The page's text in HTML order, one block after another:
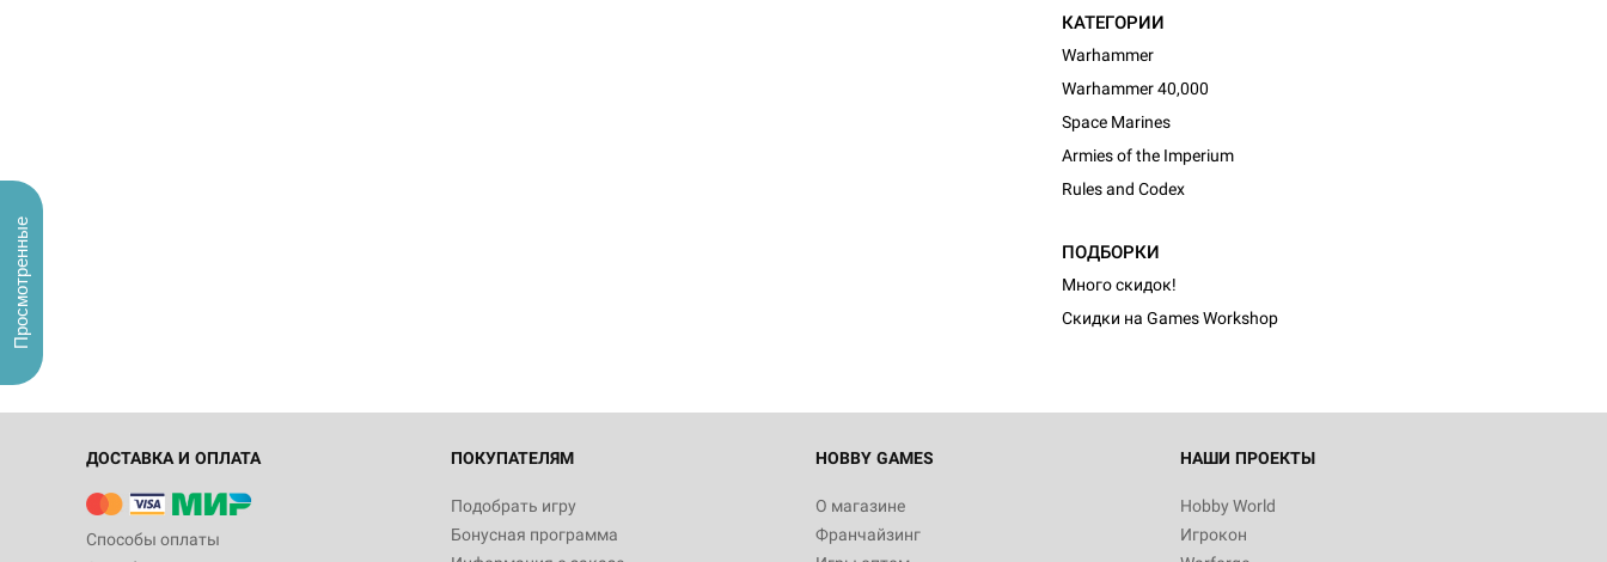
КАТЕГОРИИ
Warhammer
Warhammer 40,000
Space Marines
Armies of the Imperium
Rules and Codex
ПОДБОРКИ
Много скидок!
Скидки на Games Workshop
ДОСТАВКА И ОПЛАТА
Способы оплаты
ПОКУПАТЕЛЯМ
Подобрать игру
Бонусная программа
HOBBY GAMES
О магазине
Франчайзинг
НАШИ ПРОЕКТЫ
Hobby World
Игрокон
Просмотренные
Белая смерть
12 990